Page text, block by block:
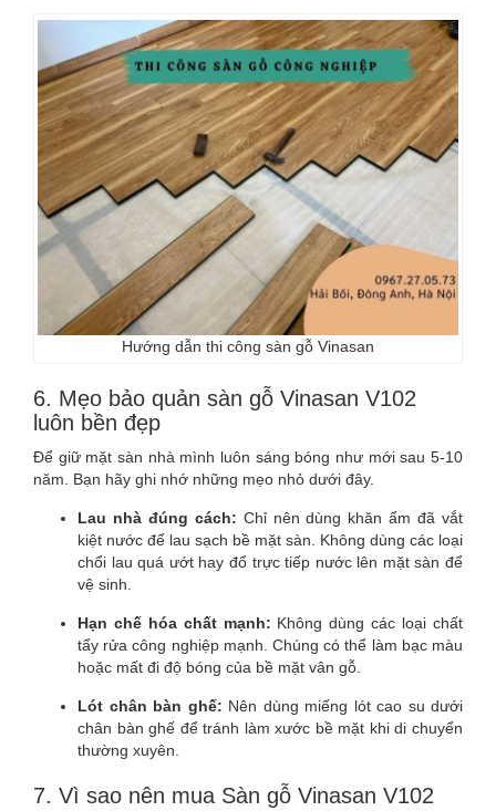
Hướng dẫn thi công sàn gỗ Vinasan
6. Mẹo bảo quản sàn gỗ Vinasan V102
luôn bền đẹp
Để giữ mặt sàn nhà mình luôn sáng bóng như mới sau 5-10
năm. Bạn hãy ghi nhớ những mẹo nhỏ dưới đây.
Lau nhà đúng cách: Chỉ nên dùng khăn ẩm đã vắt
kiệt nước để lau sạch bề mặt sàn. Không dùng các loại
chổi lau quá ướt hay đổ trực tiếp nước lên mặt sàn để
vệ sinh.
Hạn chế hóa chất mạnh: Không dùng các loại chất
tẩy rửa công nghiệp mạnh. Chúng có thể làm bạc màu
hoặc mất đi độ bóng của bề mặt vân gỗ.
Lót chân bàn ghế: Nên dùng miếng lót cao su dưới
chân bàn ghế để tránh làm xước bề mặt khi di chuyển
thường xuyên.
7. Vì sao nên mua Sàn gỗ Vinasan V102